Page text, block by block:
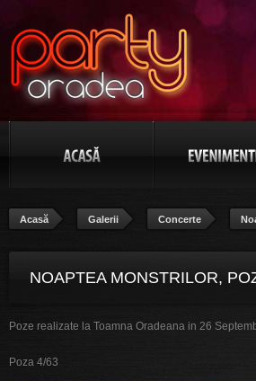
Acasă Galerii Concerte
NOAPTEA MONSTRILOR,
Poze realizate la Toamna Oradeana in 26
Poza 4/63